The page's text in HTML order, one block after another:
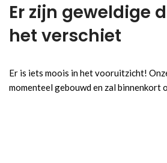
Er zijn geweldige
het verschiet
Er is iets moois in het vooruitzicht!
momenteel gebouwd en zal binnenkort